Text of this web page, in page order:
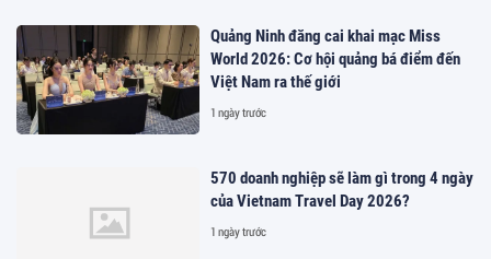
Quảng Ninh đăng cai khai mạc Miss
World 2026: Cơ hội quảng bá điểm đến
Việt Nam ra thế giới
1 ngày trước
570 doanh nghiệp sẽ làm gì trong 4 ngày
của Vietnam Travel Day 2026?
1 ngày trước